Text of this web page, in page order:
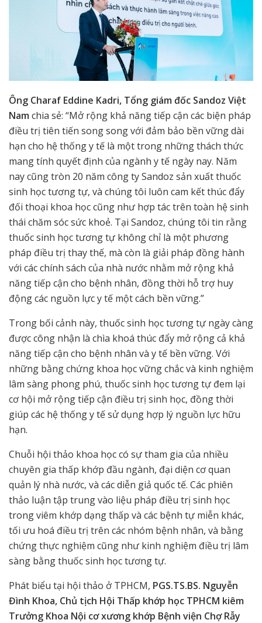
Ông Charaf Eddine Kadri, Tổng giám đốc Sandoz Việt
Nam chia sẻ: “Mở rộng khả năng tiếp cận các biện pháp
điều trị tiên tiến song song với đảm bảo bền vững dài
hạn cho hệ thống y tế là một trong những thách thức
mang tính quyết định của ngành y tế ngày nay. Năm
nay cũng tròn 20 năm công ty Sandoz sản xuất thuốc
sinh học tương tự, và chúng tôi luôn cam kết thúc đẩy
đối thoại khoa học cũng như hợp tác trên toàn hệ sinh
thái chăm sóc sức khoẻ. Tại Sandoz, chúng tôi tin rằng
thuốc sinh học tương tự không chỉ là một phương
pháp điều trị thay thế, mà còn là giải pháp đồng hành
với các chính sách của nhà nước nhằm mở rộng khả
năng tiếp cận cho bệnh nhân, đồng thời hỗ trợ huy
động các nguồn lực y tế một cách bền vững.”
Trong bối cảnh này, thuốc sinh học tương tự ngày càng
được công nhận là chìa khoá thúc đẩy mở rộng cả khả
năng tiếp cận cho bệnh nhân và y tế bền vững. Với
những bằng chứng khoa học vững chắc và kinh nghiệm
lâm sàng phong phú, thuốc sinh học tương tự đem lại
cơ hội mở rộng tiếp cận điều trị sinh học, đồng thời
giúp các hệ thống y tế sử dụng hợp lý nguồn lực hữu
hạn.
Chuỗi hội thảo khoa học có sự tham gia của nhiều
chuyên gia thấp khớp đầu ngành, đại diện cơ quan
quản lý nhà nước, và các diễn giả quốc tế. Các phiên
thảo luận tập trung vào liệu pháp điều trị sinh học
trong viêm khớp dạng thấp và các bệnh tự miễn khác,
tối ưu hoá điều trị trên các nhóm bệnh nhân, và bằng
chứng thực nghiệm cũng như kinh nghiệm điều trị lâm
sàng bằng thuốc sinh học tương tự.
Phát biểu tại hội thảo ở TPHCM, PGS.TS.BS. Nguyễn
Đình Khoa, Chủ tịch Hội Thấp khớp học TPHCM kiêm
Trưởng Khoa Nội cơ xương khớp Bệnh viện Chợ Rẫy